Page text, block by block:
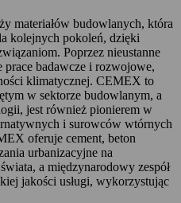
materiałów budowlanych, która
kolejnych pokoleń, dzięki
Poprzez nieustanne
prace badawcze i rozwojowe,
klimatycznej. CEMEX to
w sektorze budowlanym, a
jest również pionierem w
i surowców wtórnych
oferuje cement, beton
urbanizacyjne na
a międzynarodowy zespół
jakości usługi, wykorzystując